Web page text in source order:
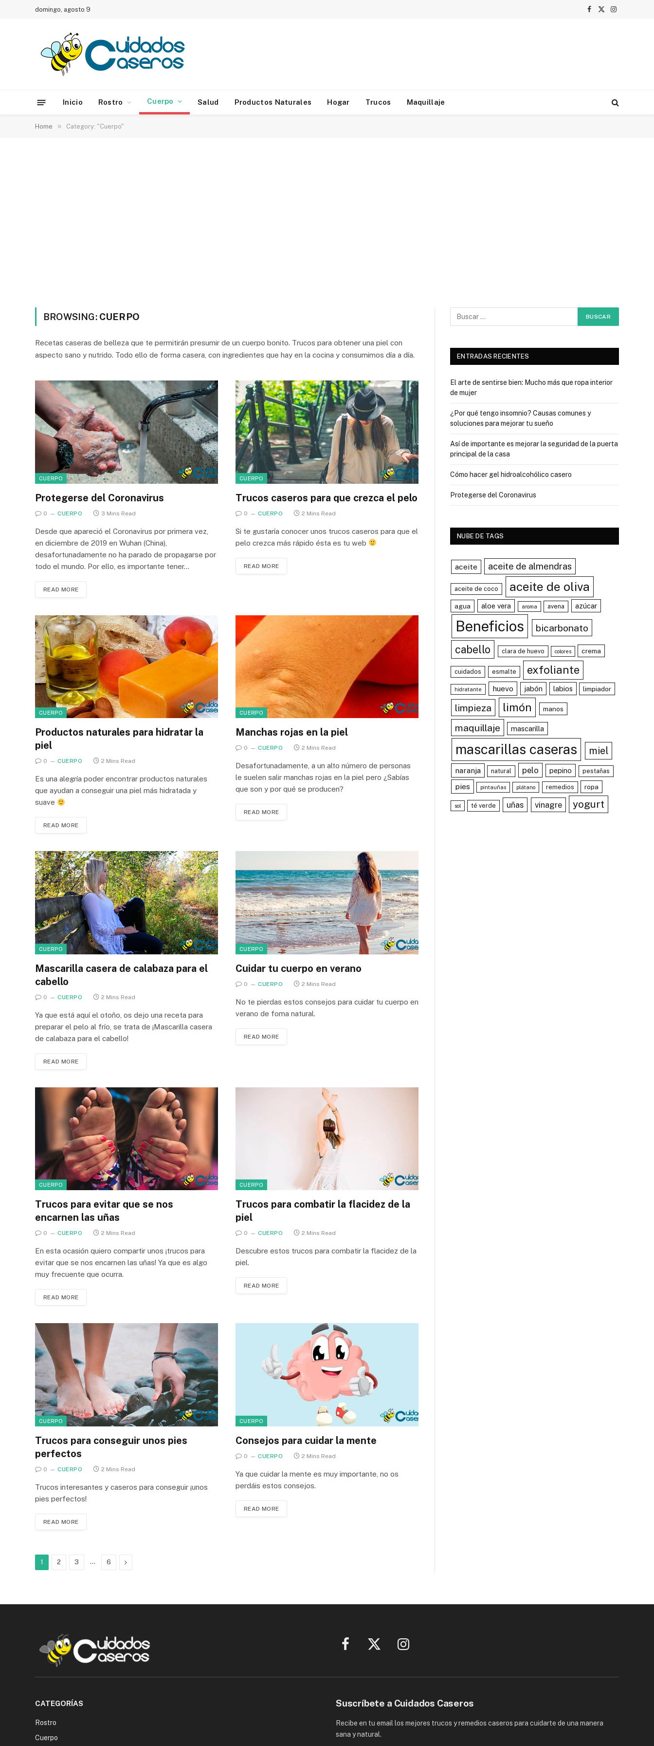
domingo, agosto 9
Facebook
X
Instagram
Inicio Rostro Cuerpo Salud Productos Naturales Hogar Trucos Maquillaje
Home » Category: "Cuerpo"
BROWSING: CUERPO
Recetas caseras de belleza que te permitirán presumir de un cuerpo bonito. Trucos para obtener una piel con
aspecto sano y nutrido. Todo ello de forma casera, con ingredientes que hay en la cocina y consumimos día a día.
CUERPO
Protegerse del Coronavirus
0 CUERPO 3 Mins Read
Desde que apareció el Coronavirus por primera vez,
en diciembre de 2019 en Wuhan (China),
desafortunadamente no ha parado de propagarse por
todo el mundo. Por ello, es importante tener…
READ MORE
CUERPO
Trucos caseros para que crezca el pelo
0 CUERPO 2 Mins Read
Si te gustaría conocer unos trucos caseros para que el
pelo crezca más rápido ésta es tu web
READ MORE
CUERPO
Productos naturales para hidratar la
piel
0 CUERPO 2 Mins Read
Es una alegría poder encontrar productos naturales
que ayudan a conseguir una piel más hidratada y
suave
READ MORE
CUERPO
Manchas rojas en la piel
0 CUERPO 2 Mins Read
Desafortunadamente, a un alto número de personas
le suelen salir manchas rojas en la piel pero ¿Sabías
que son y por qué se producen?
READ MORE
CUERPO
Mascarilla casera de calabaza para el
cabello
0 CUERPO 2 Mins Read
Ya que está aquí el otoño, os dejo una receta para
preparar el pelo al frío, se trata de ¡Mascarilla casera
de calabaza para el cabello!
READ MORE
CUERPO
Cuidar tu cuerpo en verano
0 CUERPO 2 Mins Read
No te pierdas estos consejos para cuidar tu cuerpo en
verano de foma natural.
READ MORE
CUERPO
Trucos para evitar que se nos
encarnen las uñas
0 CUERPO 2 Mins Read
En esta ocasión quiero compartir unos ¡trucos para
evitar que se nos encarnen las uñas! Ya que es algo
muy frecuente que ocurra.
READ MORE
CUERPO
Trucos para combatir la flacidez de la
piel
0 CUERPO 2 Mins Read
Descubre estos trucos para combatir la flacidez de la
piel.
READ MORE
CUERPO
Trucos para conseguir unos pies
perfectos
0 CUERPO 2 Mins Read
Trucos interesantes y caseros para conseguir ¡unos
pies perfectos!
READ MORE
CUERPO
Consejos para cuidar la mente
0 CUERPO 2 Mins Read
Ya que cuidar la mente es muy importante, no os
perdáis estos consejos.
READ MORE
1 2 3 … 6 Next
ENTRADAS RECIENTES
El arte de sentirse bien: Mucho más que ropa interior
de mujer
¿Por qué tengo insomnio? Causas comunes y
soluciones para mejorar tu sueño
Así de importante es mejorar la seguridad de la puerta
principal de la casa
Cómo hacer gel hidroalcohólico casero
Protegerse del Coronavirus
NUBE DE TAGS
aceite aceite de almendras
aceite de coco aceite de oliva
agua aloe vera aroma avena azúcar
Beneficios bicarbonato
cabello clara de huevo colores crema
cuidados esmalte exfoliante
hidratante huevo jabón labios limpiador
limpieza limón manos
maquillaje mascarilla
mascarillas caseras miel
naranja natural pelo pepino pestañas
pies pintauñas plátano remedios ropa
sol té verde uñas vinagre yogurt
FacebookX
Instagram
CATEGORÍAS
Rostro
Cuerpo
Suscríbete a Cuidados Caseros
Recibe en tu email los mejores trucos y remedios caseros para cuidarte de una manera
sana y natural.